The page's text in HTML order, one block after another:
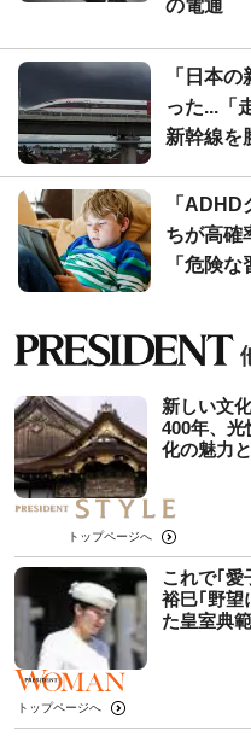
の電通
「日本
った...「
新幹線を
「
ちが高確
「危険な
新しい文
400年、光
化の魅力
トップページへ
これで｢愛
裕巳｢野望
た皇室典
トップページへ